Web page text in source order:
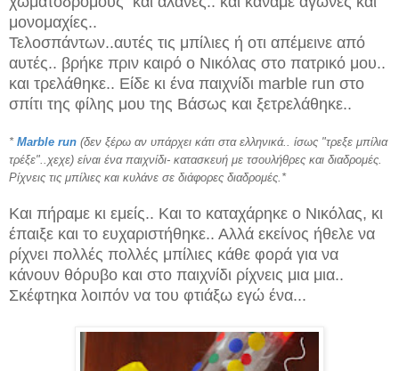
μονομαχίες..
Τελοσπάντων..αυτές τις μπίλιες ή οτι απέμεινε από
αυτές.. βρήκε πριν καιρό ο Νικόλας στο πατρικό μου..
και τρελάθηκε.. Είδε κι ένα παιχνίδι marble run στο
σπίτι της φίλης μου της Βάσως και ξετρελάθηκε..
* Marble run (δεν ξέρω αν υπάρχει κάτι στα ελληνικά.. ίσως "τρεξε μπίλια
τρέξε"..χεχε) είναι ένα παιχνίδι- κατασκευή με τσουλήθρες και διαδρομές.
Ρίχνεις τις μπίλιες και κυλάνε σε διάφορες διαδρομές.*
Και πήραμε κι εμείς.. Και το καταχάρηκε ο Νικόλας, κι
έπαιξε και το ευχαριστήθηκε.. Αλλά εκείνος ήθελε να
ρίχνει πολλές πολλές μπίλιες κάθε φορά για να
κάνουν θόρυβο και στο παιχνίδι ρίχνεις μια μια..
Σκέφτηκα λοιπόν να του φτιάξω εγώ ένα...